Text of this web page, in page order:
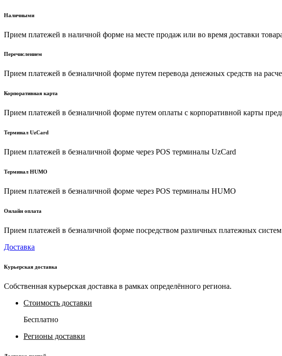
Наличными
Прием платежей в наличной форме на месте продаж или во время доставки
Перечислением
Прием платежей в безналичной форме путем перевода денежных средств на
Корпоративная карта
Прием платежей в безналичной форме путем оплаты с корпоративной карты
Терминал UzCard
Прием платежей в безналичной форме через POS терминалы UzCard
Терминал HUMO
Прием платежей в безналичной форме через POS терминалы HUMO
Онлайн оплата
Прием платежей в безналичной форме посредством различных платежных
Доставка
Курьерская доставка
Собственная курьерская доставка в рамках определённого региона.
Стоимость доставки
Бесплатно
Регионы доставки